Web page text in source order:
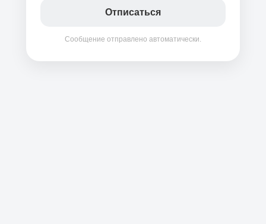
Отписаться
Сообщение отправлено автоматически.